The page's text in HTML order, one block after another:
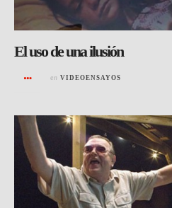
El uso de una ilusión
en VIDEOENSAYOS